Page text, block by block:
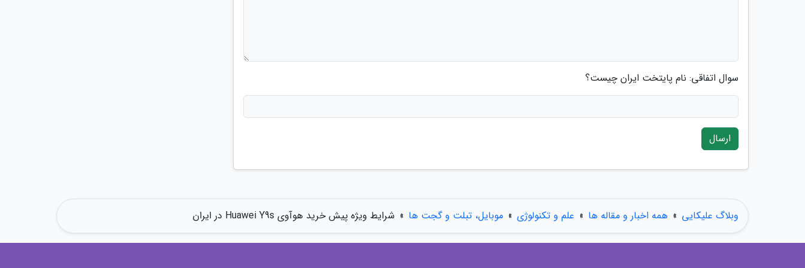
سوال اتفاقی: نام پایتخت ایران چیست؟
ارسال
وبلاگ علیکایی » همه اخبار و مقاله ها » علم و تکنولوژی » موبایل، تبلت و گجت ها » شرایط ویژه پیش خرید هوآوی Huawei Y9s در ایران